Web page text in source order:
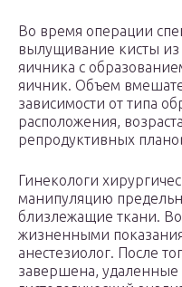
Во время операции
вылущивание кисты из
яичника с
яичник. Объем
зависимости от типа
расположения,
репродуктивных
Гинекологи
манипуляцию
близлежащие ткани.
жизненными
анестезиолог. После
завершена, удаленные